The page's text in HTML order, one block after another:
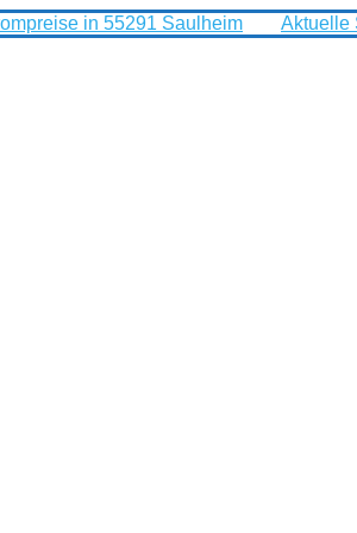
in 55291 Saulheim Aktuelle